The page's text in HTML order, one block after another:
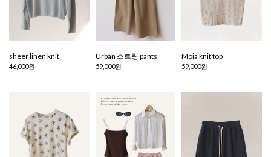
sheer linen knit
46,000원
Urban 스트링 pants
59,000원
Moia knit top
59,000원